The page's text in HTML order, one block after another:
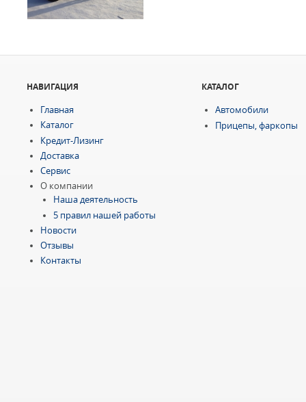
НАВИГАЦИЯ
Главная
Каталог
Кредит-Лизинг
Доставка
Сервис
О компании
Наша деятельность
5 правил нашей работы
Новости
Отзывы
Контакты
КАТАЛОГ
Автомобили
Прицепы, фаркопы